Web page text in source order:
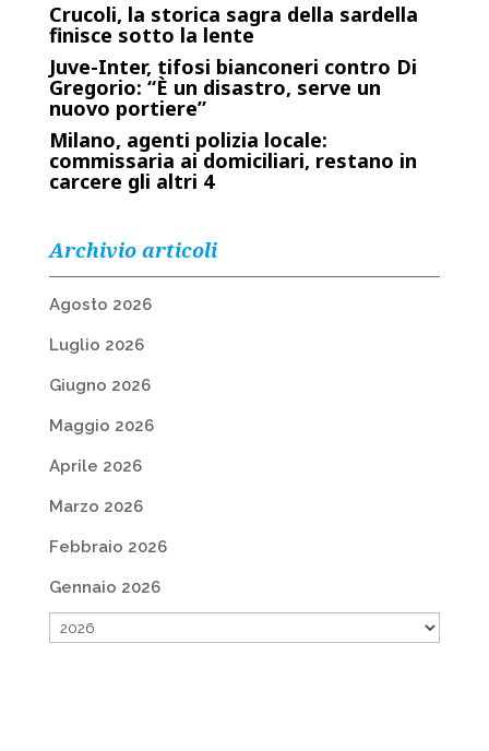
Crucoli, la storica sagra della sardella
finisce sotto la lente
Juve-Inter, tifosi bianconeri contro Di
Gregorio: “È un disastro, serve un
nuovo portiere”
Milano, agenti polizia locale:
commissaria ai domiciliari, restano in
carcere gli altri 4
Archivio articoli
Agosto 2026
Luglio 2026
Giugno 2026
Maggio 2026
Aprile 2026
Marzo 2026
Febbraio 2026
Gennaio 2026